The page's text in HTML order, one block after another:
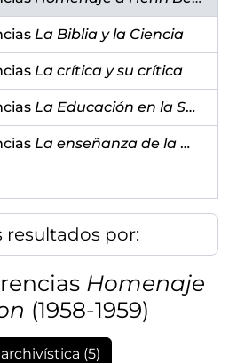
La Biblia y la Ciencia
La crítica y su crítica
La Educación en la Sociedad Actual
La enseñanza de la medicina en España
resultados por:
Homenaje
(1958-1959)
(5)